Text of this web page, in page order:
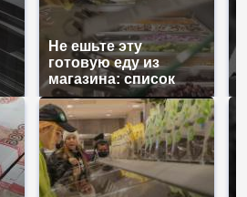
Не ешьте эту
готовую еду из
магазина: список